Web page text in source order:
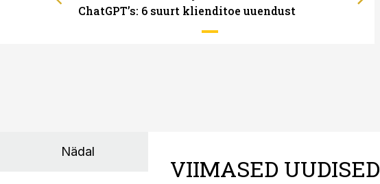
ChatGPT’s: 6 suurt klienditoe uuendust
Nädal
VIIMASED UUDISED